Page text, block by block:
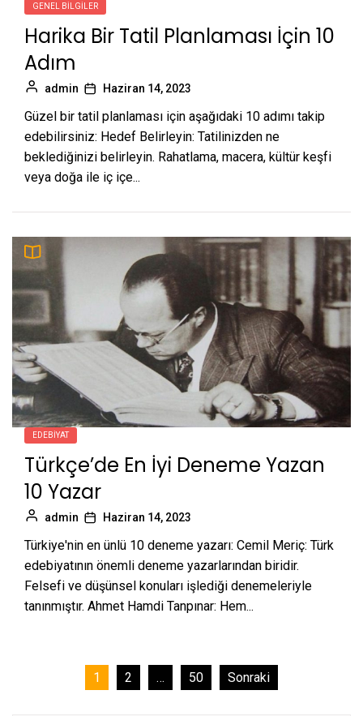
GENEL BILGILER
Harika Bir Tatil Planlaması İçin 10
Adım
admin Haziran 14, 2023
Güzel bir tatil planlaması için aşağıdaki 10 adımı takip
edebilirsiniz: Hedef Belirleyin: Tatilinizden ne
beklediğinizi belirleyin. Rahatlama, macera, kültür keşfi
veya doğa ile iç içe...
EDEBIYAT
Türkçe’de En İyi Deneme Yazan
10 Yazar
admin Haziran 14, 2023
Türkiye'nin en ünlü 10 deneme yazarı: Cemil Meriç: Türk
edebiyatının önemli deneme yazarlarından biridir.
Felsefi ve düşünsel konuları işlediği denemeleriyle
tanınmıştır. Ahmet Hamdi Tanpınar: Hem...
1 2 … 50 Sonraki